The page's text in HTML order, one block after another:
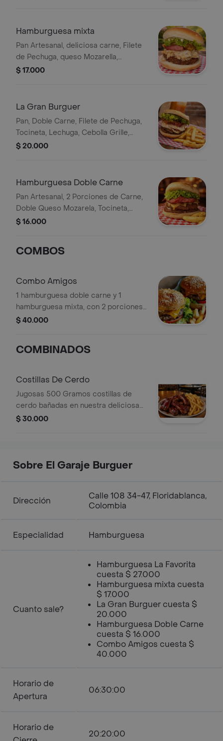
Bebida FRUTTSI 250 ml
Hamburguesa mixta
Pan Artesanal, deliciosa carne, Filete
de Pechuga, queso Mozarella,
tocineta, con vegetales como cebolla
250 ML.
$ 17.000
La Gran Burguer
Pan, Doble Carne, Filete de Pechuga,
Tocineta, Lechuga, Cebolla Grille,
Salsa de la Casa, Queso Mozzarella y
$ 20.000
Hamburguesa Doble Carne
Pan Artesanal, 2 Porciones de Carne,
Doble Queso Mozarela, Tocineta,
Salsa de la Casa, con Vegetales
Bebida FRUTTSI 250 ML
$ 16.000
COMBOS
Combo Amigos
1 hamburguesa doble carne y 1
hamburguesa mixta, con 2 porciones
de papas a la francesa Y 2 Bebidas
$ 40.000
COMBINADOS
Costillas De Cerdo
Jugosas 500 Gramos costillas de
cerdo bañadas en nuestra deliciosa
salsa BBQ, cocidas lentamente para
$ 30.000
Sobre El Garaje Burguer
Dirección
Calle 108 34-47, Floridablanca,
Colombia
Especialidad Hamburguesa
Cuanto sale?
Hamburguesa La Favorita
cuesta $ 27.000
Hamburguesa mixta cuesta
$ 17.000
La Gran Burguer cuesta $
20.000
Hamburguesa Doble Carne
cuesta $ 16.000
Combo Amigos cuesta $
40.000
Horario de
Apertura
06:30:00
Horario de
20:20:00